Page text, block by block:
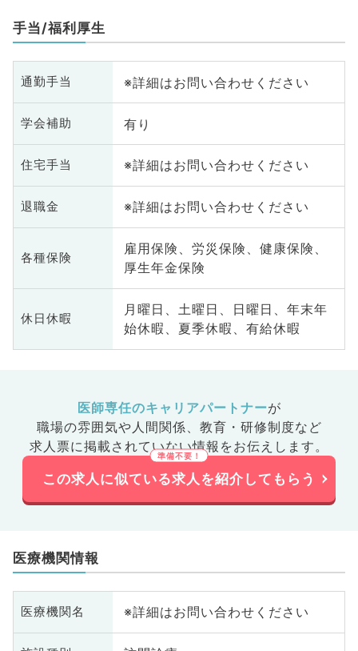
手当/福利厚生
通勤手当 ※詳細はお問い合わせください
学会補助 有り
住宅手当 ※詳細はお問い合わせください
退職金 ※詳細はお問い合わせください
各種保険
雇用保険、労災保険、健康保険、
厚生年金保険
休日休暇
月曜日、土曜日、日曜日、年末年
始休暇、夏季休暇、有給休暇
医師専任のキャリアパートナーが
職場の雰囲気や人間関係、 教育・研修制度など
求人票に掲載されていない情報をお伝えします。
この求人に似ている求人を紹介してもらう
医療機関情報
医療機関名 ※詳細はお問い合わせください